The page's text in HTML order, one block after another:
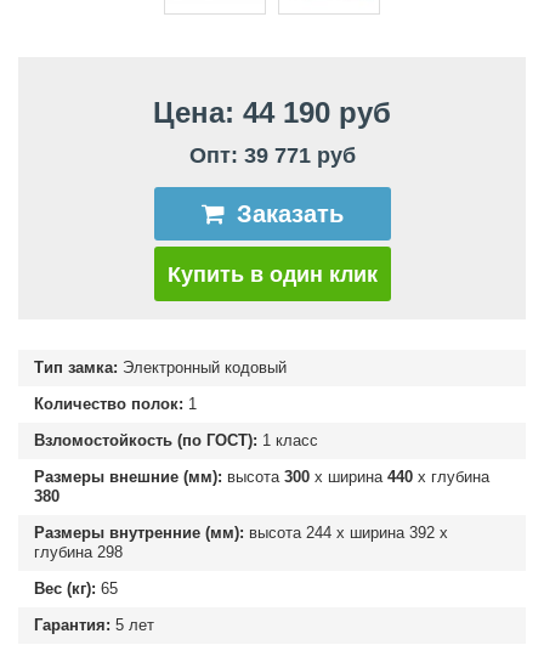
Цена: 44 190 руб
Опт: 39 771 руб
Заказать
Купить в один клик
Тип замка: Электронный кодовый
Количество полок: 1
Взломостойкость (по ГОСТ): 1 класс
Размеры внешние (мм): высота 300 х ширина 440 х глубина
380
Размеры внутренние (мм): высота 244 х ширина 392 х
глубина 298
Вес (кг): 65
Гарантия: 5 лет